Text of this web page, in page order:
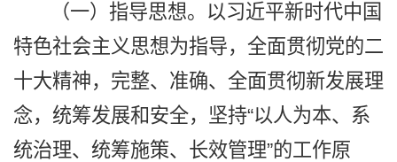
（一）指导思想。以习近平新时代中国
特色社会主义思想为指导，全面贯彻党的二
十大精神，完整、准确、全面贯彻新发展理
念，统筹发展和安全，坚持“以人为本、系
统治理、统筹施策、长效管理”的工作原